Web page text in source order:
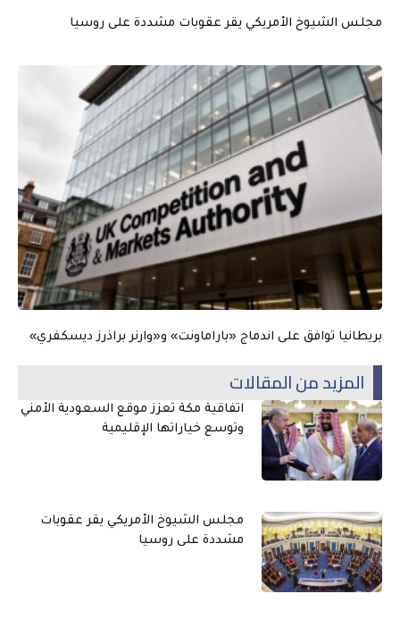
مجلس الشيوخ الأمريكي يقر عقوبات مشددة على روسيا
بريطانيا توافق على اندماج «باراماونت» و«وارنر براذرز ديسكفري»
المزيد من المقالات
اتفاقية مكة تعزز موقع السعودية الأمني
وتوسع خياراتها الإقليمية
مجلس الشيوخ الأمريكي يقر عقوبات
مشددة على روسيا